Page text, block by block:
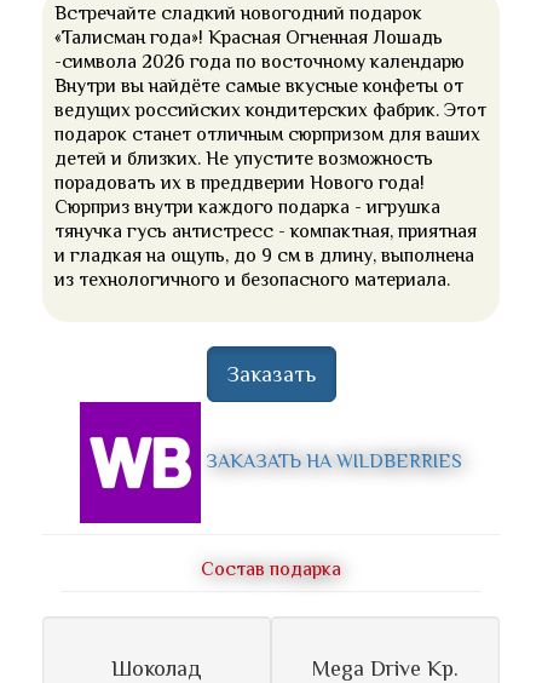
Встречайте сладкий новогодний подарок
«Талисман года»! Красная Огненная Лошадь
-символа 2026 года по восточному календарю
Внутри вы найдёте самые вкусные конфеты от
ведущих российских кондитерских фабрик. Этот
подарок станет отличным сюрпризом для ваших
детей и близких. Не упустите возможность
порадовать их в преддверии Нового года!
Сюрприз внутри каждого подарка - игрушка
тянучка гусь антистресс - компактная, приятная
и гладкая на ощупь, до 9 см в длину, выполнена
из технологичного и безопасного материала.
Заказать
ЗАКАЗАТЬ НА WILDBERRIES
Состав подарка
Шоколад
Mega Drive Кр.